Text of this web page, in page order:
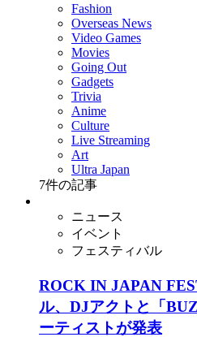
Fashion
Overseas News
Video Games
Movies
Going Out
Gadgets
Trivia
Anime
Culture
Live Streaming
Art
Ultra Japan
7件の記事
ニュース
イベント
フェスティバル
ROCK IN JAPAN
ル、DJアクトと「
ーティストが発表